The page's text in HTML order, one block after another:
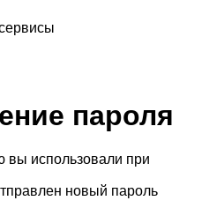
пароля
вы использовали при
новый пароль